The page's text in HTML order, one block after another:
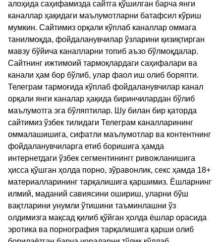
алоҳида саҳифамизда сайтга қўшилган барча янги
каналлар ҳақидаги маълумотларни батафсил кўриш
мумкин. Сайтимиз орқали кўплаб каналлар оммага
танилмоқда, фойдаланувчилар ўзларини қизиқтирган
мавзу бўйича каналларни топиб аъзо бўлмоқдалар.
Сайтнинг ижтимоий тармоқлардаги саҳифалари ва
канали ҳам бор бўлиб, улар фаол иш олиб боряпти.
Телеграм тармоғида кўплаб фойдаланувчилар канал
орқали янги каналар ҳақида биринчилардан бўлиб
маълумотга эга бўляптилар. Шу билан бир қаторда
сайтимиз ўзбек тилидаги Телеграм каналларининг
оммалашишига, сифатли маълумотлар ва контентнинг
фойдаланувчиларга етиб боришига ҳамда
интернетдаги ўзбек сегментинингг ривожланишига
ҳисса қўшган ҳолда порно, зўравонлик, секс ҳамда 18+
материалларининг тарқалишига қаршимиз. Ёшларнинг
илмий, маданий савиясини ошириш, уларни бўш
вақтларини унумли ўтишини таъминлашни ўз
олдимизга мақсад қилиб қўйган ҳолда ёшлар орасида
эротика ва порнография тарқалишига қарши олиб